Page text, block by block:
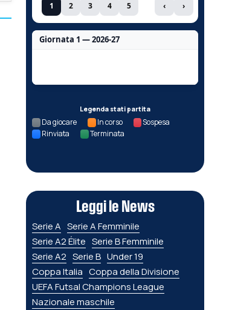
1 2 3 4 5 ‹ ›
Giornata 1 — 2026-27
Legenda stati partita
Da giocare In corso
Sospesa
Rinviata
Terminata
Leggi le News
Serie A Serie A Femminile
Serie A2 Élite Serie B Femminile
Serie A2 Serie B Under 19
Coppa Italia Coppa della Divisione
UEFA Futsal Champions League
Nazionale maschile